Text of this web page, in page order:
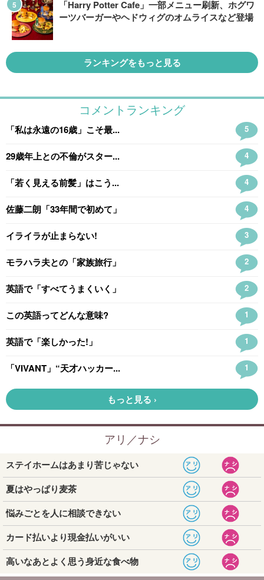
「Harry Potter Cafe」一部メニュー刷新、ホグワ
ーツバーガーやヘドウィグのオムライスなど登場
ランキングをもっと見る